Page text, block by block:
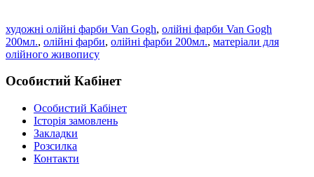
художні олійні фарби Van Gogh, олійні фарби Van Gogh
200мл., олійні фарби, олійні фарби 200мл., матеріали для
олійного живопису
Особистий Кабінет
Особистий Кабінет
Історія замовлень
Закладки
Розсилка
Контакти